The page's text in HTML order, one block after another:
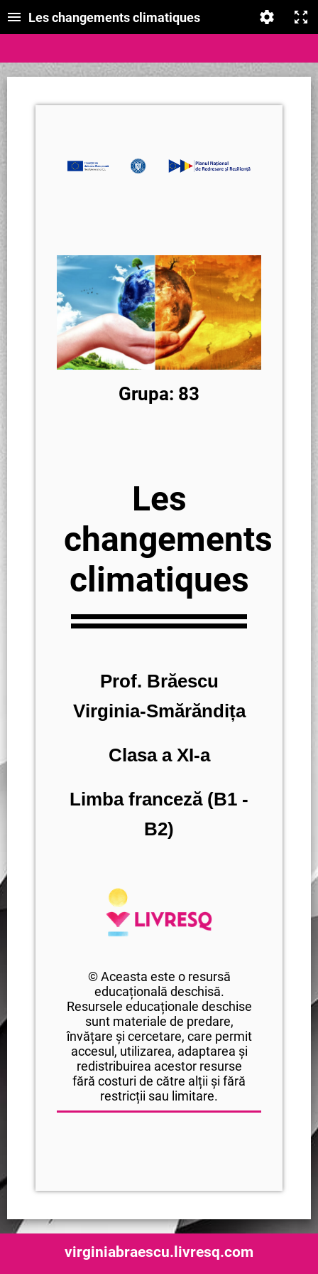
Les changements climatiques
Grupa: 83
Les
changements
climatiques
Prof. Brăescu
Virginia-Smărăndița
Clasa a XI-a
Limba franceză (B1 -
B2)
© Aceasta este o resursă
educațională deschisă.
Resursele educaționale deschise
sunt materiale de predare,
învățare și cercetare, care permit
accesul, utilizarea, adaptarea și
redistribuirea acestor resurse
fără costuri de către alții și fără
restricții sau limitare.
virginiabraescu.livresq.com